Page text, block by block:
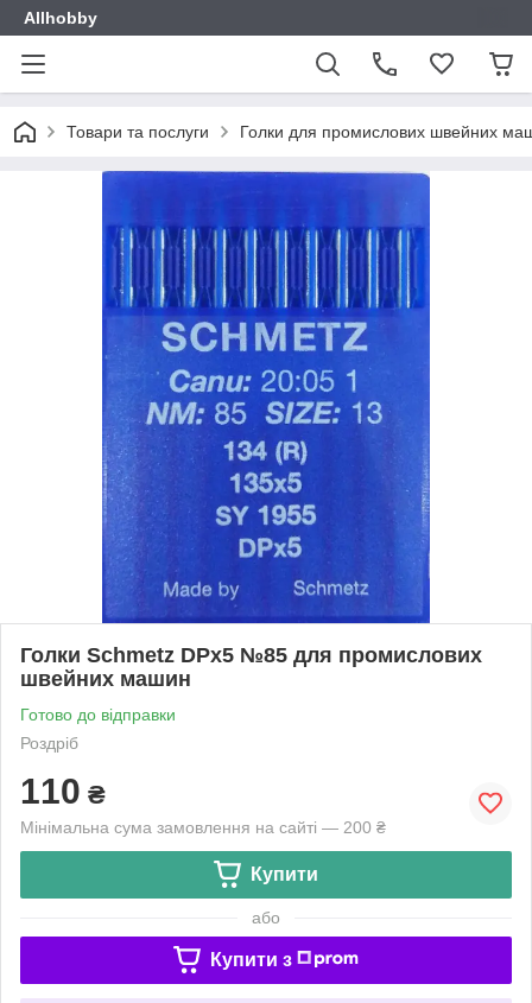
Allhobby
Товари та послуги Голки для промислових швейних
Голки Schmetz DPx5 №85 для промислових
швейних машин
Готово до відправки
Роздріб
110 ₴
Мінімальна сума замовлення на сайті — 200 ₴
Купити
або
Купити з